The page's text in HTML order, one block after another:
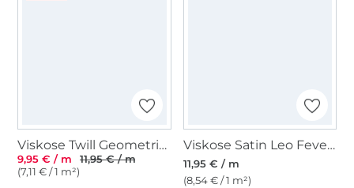
Viskose Twill Geometrics, bordeaux
9,95 € / m
11,95 € / m
(7,11 € / 1 m²)
Viskose Satin Leo Fever, grau
11,95 € / m
(8,54 € / 1 m²)